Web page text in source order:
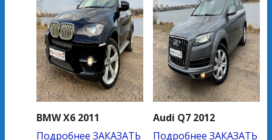
BMW X6 2011
Подробнее ЗАКАЗАТЬ
Audi Q7 2012
Подробнее ЗАКАЗАТЬ